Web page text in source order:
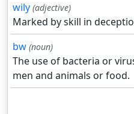
wily (adjective)
Marked by skill in
bw (noun)
The use of bacteria or
men and animals or food.